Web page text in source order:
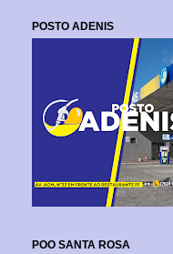
POSTO ADENIS
POO SANTA ROSA